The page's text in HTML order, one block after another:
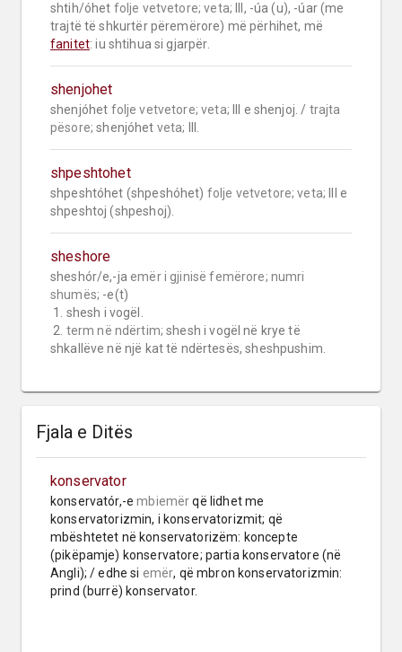
shtih/óhet folje vetvetore; veta; III, -úa (u), -úar (me
fanitet: iu shtihua si gjarpër.
shenjohet
shenjóhet folje vetvetore; veta; III e shenjoj. / trajta
pësore; shenjóhet veta;
shpeshtohet
shpeshtóhet (shpeshóhet) folje vetvetore; veta; III e
shpeshtoj (shpeshoj).
sheshore
sheshór/e,-ja emër i gjinisë femërore; numri
shumës; -e(t)
2. term në ndërtim; shesh i vogël në krye të
shkallëve në një kat të ndërtesës, sheshpushim.
Fjala e Ditës
konservator
konservatór,-e mbiemër që lidhet me
konservatorizmin, i konservatorizmit; që
mbështetet në konservatorizëm: koncepte
(pikëpamje) konservatore; partia konservatore (në
Angli); / edhe si emër, që mbron konservatorizmin:
prind (burrë) konservator.